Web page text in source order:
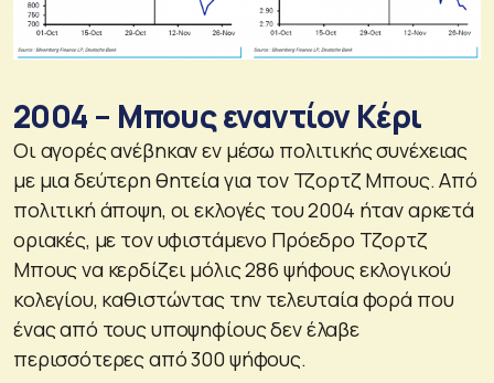
2004 – Μπους εναντίον Κέρι
Οι αγορές ανέβηκαν εν μέσω πολιτικής συνέχειας
με μια δεύτερη θητεία για τον Τζορτζ Μπους. Από
πολιτική άποψη, οι εκλογές του 2004 ήταν αρκετά
οριακές, με τον υφιστάμενο Πρόεδρο Τζορτζ
Μπους να κερδίζει μόλις 286 ψήφους εκλογικού
κολεγίου, καθιστώντας την τελευταία φορά που
ένας από τους υποψηφίους δεν έλαβε
περισσότερες από 300 ψήφους.